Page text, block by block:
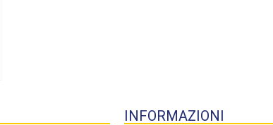
INFORMAZIONI